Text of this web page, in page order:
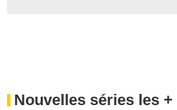
Nouvelles séries les